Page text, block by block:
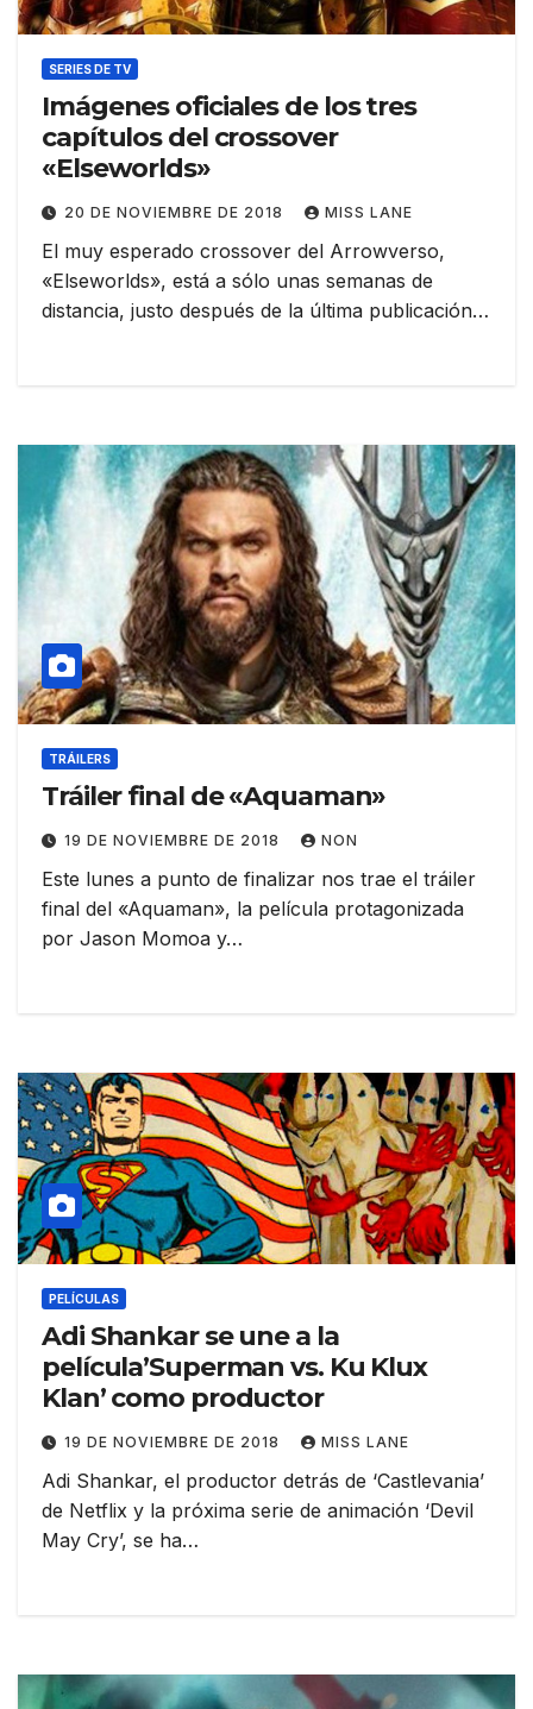
SERIES DE TV
Imágenes oficiales de los tres
capítulos del crossover
«Elseworlds»
20 DE NOVIEMBRE DE 2018 MISS LANE
El muy esperado crossover del Arrowverso,
«Elseworlds», está a sólo unas semanas de
distancia, justo después de la última publicación…
TRÁILERS
Tráiler final de «Aquaman»
19 DE NOVIEMBRE DE 2018 NON
Este lunes a punto de finalizar nos trae el tráiler
final del «Aquaman», la película protagonizada
por Jason Momoa y…
PELÍCULAS
Adi Shankar se une a la
película’Superman vs. Ku Klux
Klan’ como productor
19 DE NOVIEMBRE DE 2018 MISS LANE
Adi Shankar, el productor detrás de ‘Castlevania’
de Netflix y la próxima serie de animación ‘Devil
May Cry’, se ha…